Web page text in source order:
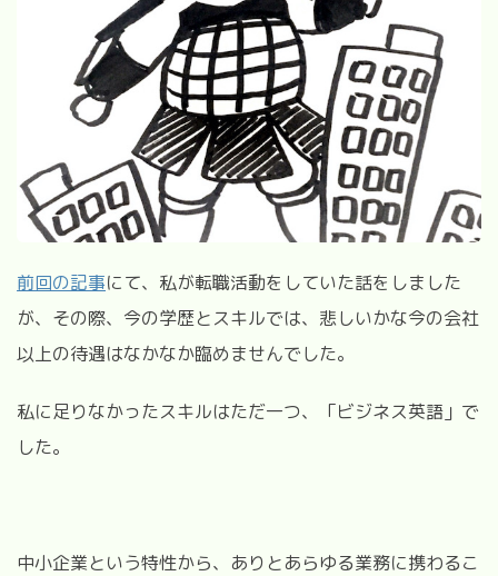
前回の記事にて、私が転職活動をしていた話をしました
が、その際、今の学歴とスキルでは、悲しいかな今の会社
以上の待遇はなかなか臨めませんでした。
私に足りなかったスキルはただ一つ、「ビジネス英語」で
した。
中小企業という特性から、ありとあらゆる業務に携わるこ